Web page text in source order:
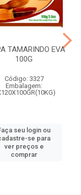
TAMARINDO EVA
100G
Código: 3327
Embalagem:
seu login ou
se para
ver preços e
comprar